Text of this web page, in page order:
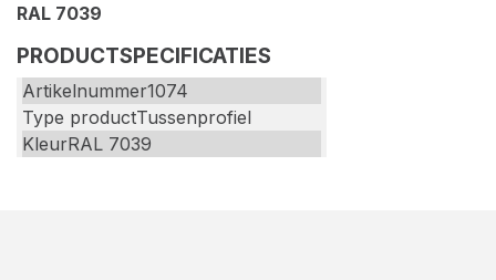
RAL 7039
PRODUCTSPECIFICATIES
Artikelnummer1074
Type productTussenprofiel
KleurRAL 7039